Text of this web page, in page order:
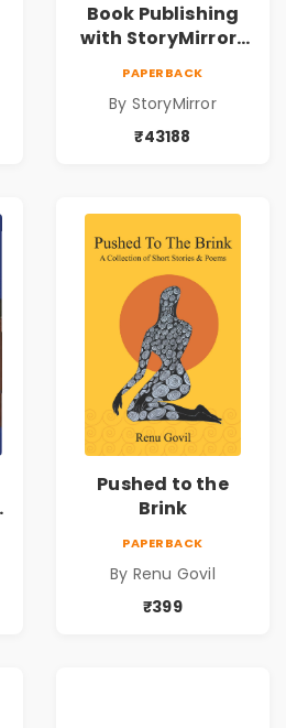
Book Publishing
with StoryMirror |
PAPERBACK
By StoryMirror
₹43188
Pushed to the
Brink
PAPERBACK
By Renu Govil
₹399